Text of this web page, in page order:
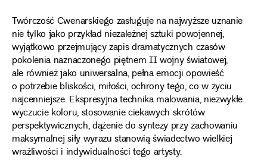
Twórczość Cwenarskiego zasługuje na najwyższe uznanie
nie tylko jako przykład niezależnej sztuki powojennej,
wyjątkowo przejmujący zapis dramatycznych czasów
pokolenia naznaczonego piętnem II wojny światowej,
ale również jako uniwersalna, pełna emocji opowieść
o potrzebie bliskości, miłości, ochrony tego, co w życiu
najcenniejsze. Ekspresyjna technika malowania, niezwykłe
wyczucie koloru, stosowanie ciekawych skrótów
perspektywicznych, dążenie do syntezy przy zachowaniu
maksymalnej siły wyrazu stanowią świadectwo wielkiej
wrażliwości i indywidualności tego artysty.